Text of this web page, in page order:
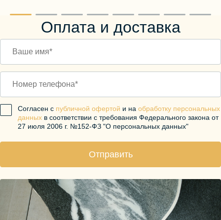
Оплата и доставка
Согласен с публичной офертой и на обработку персональных
данных в соответствии с требования Федерального закона от
27 июля 2006 г. №152-ФЗ "О персональных данных"
Отправить